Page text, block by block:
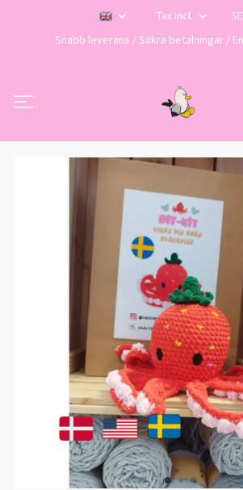
Tax Incl.
Snabb leverans / Säkra betalningar /